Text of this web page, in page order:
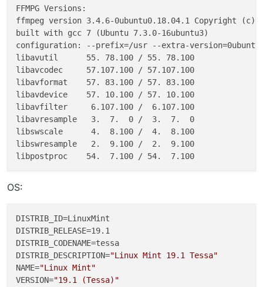
FFMPG Versions:
ffmpeg version 3.4.6-0ubuntu0.18.04.1 Copyright (c)
built with gcc 7 (Ubuntu 7.3.0-16ubuntu3)
configuration: --prefix=/usr --extra-
libavutil      55. 78.100 / 55. 78.100
libavcodec     57.107.100 / 57.107.100
libavformat    57. 83.100 / 57. 83.100
libavdevice    57. 10.100 / 57. 10.100
libavfilter     6.107.100 /  6.107.100
libavresample   3.  7.  0 /  3.  7.  0
libswscale      4.  8.100 /  4.  8.100
libswresample   2.  9.100 /  2.  9.100
OS:
DISTRIB_ID=LinuxMint
DISTRIB_RELEASE=19.1
DISTRIB_CODENAME=tessa
DISTRIB_DESCRIPTION="Linux Mint 19.1 Tessa"
NAME="Linux Mint"
VERSION="19.1 (Tessa)"